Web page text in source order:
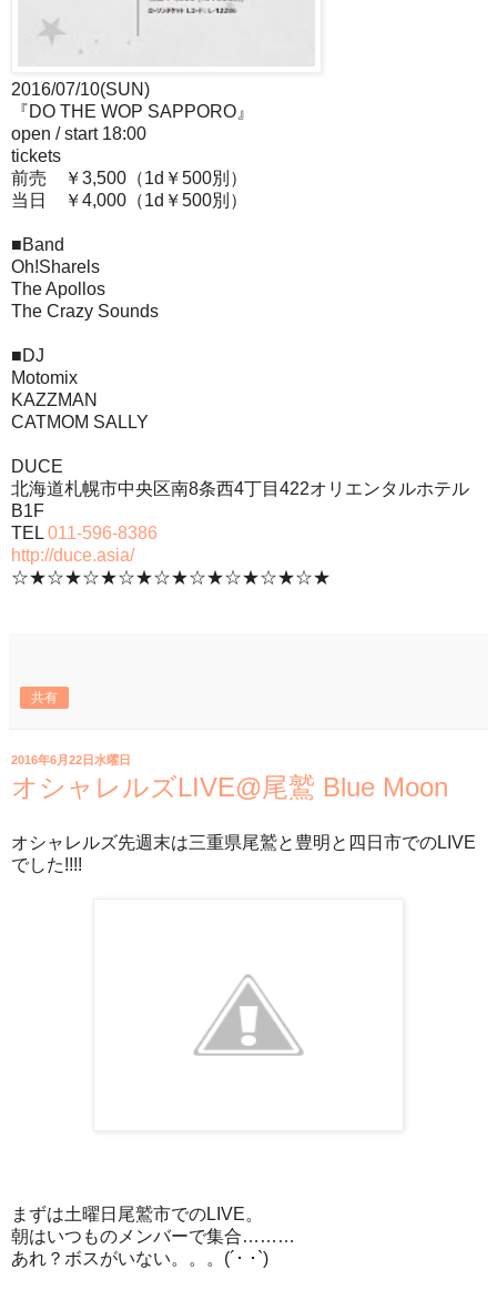
2016/07/10(SUN)
『DO THE WOP SAPPORO』
open / start 18:00
tickets
前売 ￥3,500（1d￥500別）
当日 ￥4,000（1d￥500別）
■Band
Oh!Sharels
The Apollos
The Crazy Sounds
■DJ
Motomix
KAZZMAN
CATMOM SALLY
DUCE
北海道札幌市中央区南8条西4丁目422オリエンタルホテル
B1F
TEL 011-596-8386
http://duce.asia/
☆★☆★☆★☆★☆★☆★☆★☆★☆★
共有
2016年6月22日水曜日
オシャレルズLIVE@尾鷲 Blue Moon
オシャレルズ先週末は三重県尾鷲と豊明と四日市でのLIVE
でした!!!!
まずは土曜日尾鷲市でのLIVE。
朝はいつものメンバーで集合………
あれ？ボスがいない。。。(´･ ･`)